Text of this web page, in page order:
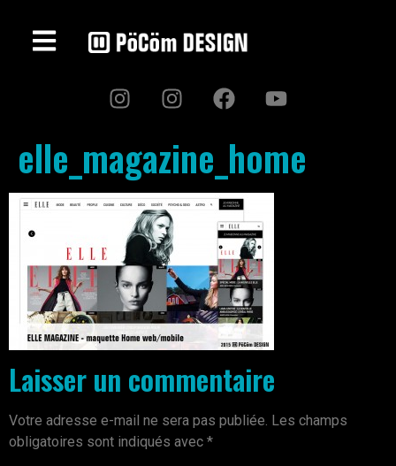
elle_magazine_home
Laisser un commentaire
Votre adresse e-mail ne sera pas publiée. Les champs
obligatoires sont indiqués avec *